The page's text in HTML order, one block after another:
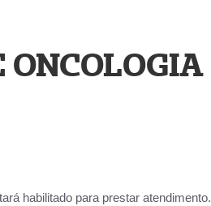
ONCOLOGIA
habilitado para prestar atendimento.